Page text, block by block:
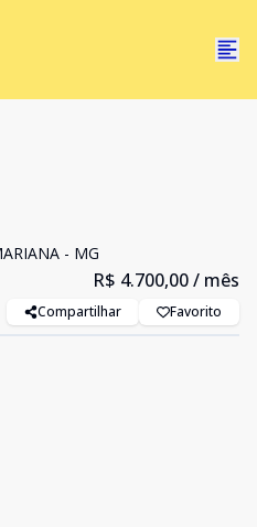
- MG
R$ 4.700,00/ mês
Compartilhar Favorito